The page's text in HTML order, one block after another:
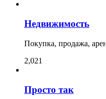
Недвижимость
Покупка, продажа,
2,021
Просто так